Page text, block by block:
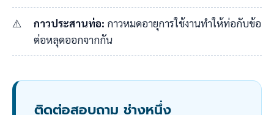
กาวประสานท่อ: กาวหมดอายุการใช้งานทำให้ท่อกับข้อ
ต่อหลุดออกจากกัน
ติดต่อสอบถาม ช่างหนึ่ง